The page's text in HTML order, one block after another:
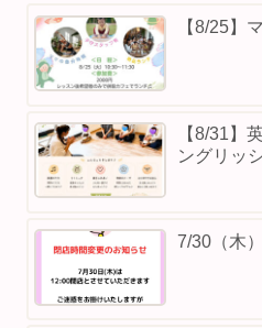
【8/25】
【8/31】
ングリッ
7/30（木